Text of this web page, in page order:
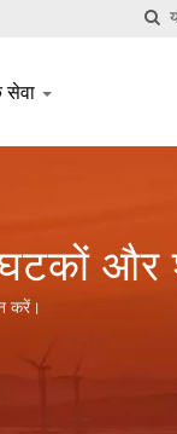
सेवा
और
करें।